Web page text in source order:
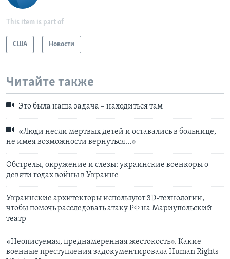
This item is part of
США Новости
Читайте также
Это была наша задача – находиться там
«Люди несли мертвых детей и оставались в больнице,
не имея возможности вернуться…»
Обстрелы, окружение и слезы: украинские военкоры о
девяти годах войны в Украине
Украинские архитекторы используют 3D-технологии,
чтобы помочь расследовать атаку РФ на Мариупольский
театр
«Неописуемая, преднамеренная жестокость». Какие
военные преступления задокументировала Human Rights